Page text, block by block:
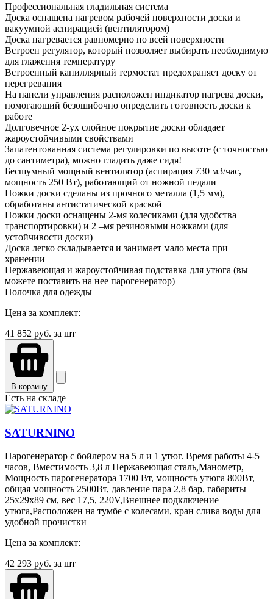
Профессиональная гладильная система
Доска оснащена нагревом рабочей поверхности доски и
вакуумной аспирацией (вентилятором)
Доска нагревается равномерно по всей поверхности
Встроен регулятор, который позволяет выбирать необходимую
для глажения температуру
Встроенный капиллярный термостат предохраняет доску от
перегревания
На панели управления расположен индикатор нагрева доски,
помогающий безошибочно определить готовность доски к
работе
Долговечное 2-ух слойное покрытие доски обладает
жароустойчивыми свойствами
Запатентованная система регулировки по высоте (с точностью
до сантиметра), можно гладить даже сидя!
Бесшумный мощный вентилятор (аспирация 730 м3/час,
мощность 250 Вт), работающий от ножной педали
Ножки доски сделаны из прочного металла (1,5 мм),
обработаны антистатической краской
Ножки доски оснащены 2-мя колесиками (для удобства
транспортировки) и 2 –мя резиновыми ножками (для
устойчивости доски)
Доска легко складывается и занимает мало места при
хранении
Нержавеющая и жароустойчивая подставка для утюга (вы
можете поставить на нее парогенератор)
Полочка для одежды
Цена за комплект:
41 852 руб. за шт
В корзину
Есть на складе
SATURNINO
Парогенератор с бойлером на 5 л и 1 утюг. Время работы 4-5
часов, Вместимость 3,8 л Нержавеющая сталь,Манометр,
Мощность парогенератора 1700 Вт, мощность утюга 800Вт,
общая мощность 2500Вт, давление пара 2,8 бар, габариты
25х29х89 см, вес 17,5, 220V,Внешнее подключение
утюга,Расположен на тумбе с колесами, кран слива воды для
удобной прочистки
Цена за комплект:
42 293 руб. за шт